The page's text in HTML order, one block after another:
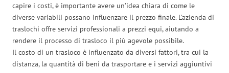
capire i costi, è importante avere un’idea chiara di come le
diverse variabili possano influenzare il prezzo finale. L’azienda di
traslochi offre servizi professionali a prezzi equi, aiutando a
rendere il processo di trasloco il più agevole possibile.
Il costo di un trasloco è influenzato da diversi fattori, tra cui la
distanza, la quantità di beni da trasportare e i servizi aggiuntivi